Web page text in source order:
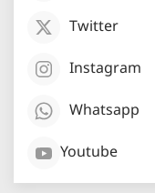
Twitter
Instagram
Whatsapp
Youtube